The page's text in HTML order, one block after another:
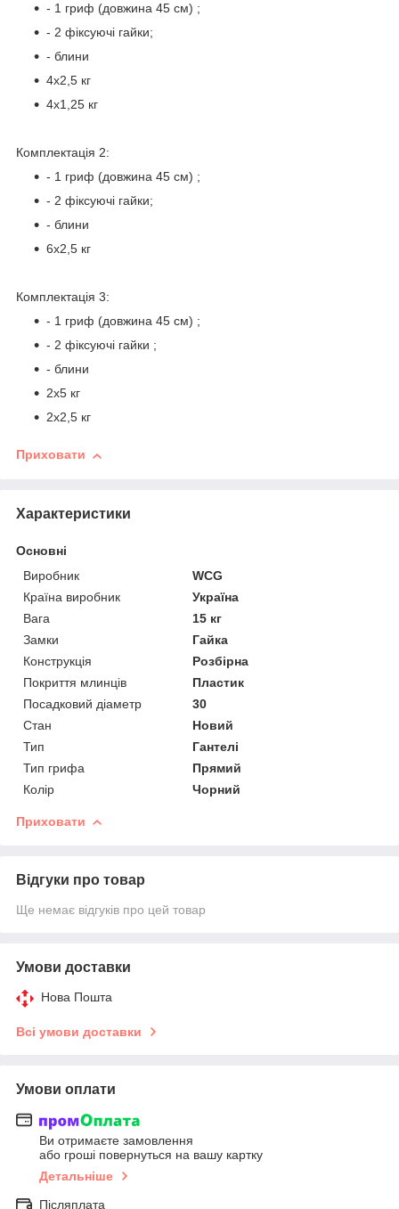
- 1 гриф (довжина 45 см) ;
- 2 фіксуючі гайки;
- блини
4х2,5 кг
4х1,25 кг
Комплектація 2:
- 1 гриф (довжина 45 см) ;
- 2 фіксуючі гайки;
- блини
6х2,5 кг
Комплектація 3:
- 1 гриф (довжина 45 см) ;
- 2 фіксуючі гайки ;
- блини
2х5 кг
2х2,5 кг
Приховати
Характеристики
Основні
Виробник
WCG
Країна виробник
Україна
Вага
15 кг
Замки
Гайка
Конструкція
Розбірна
Покриття млинців
Пластик
Посадковий діаметр
30
Стан
Новий
Тип
Гантелі
Тип грифа
Прямий
Колір
Чорний
Приховати
Відгуки про товар
Ще немає відгуків про цей товар
Умови доставки
Нова Пошта
Всі умови доставки
Умови оплати
Ви отримаєте замовлення
або гроші повернуться на вашу картку
Детальніше
Післяплата